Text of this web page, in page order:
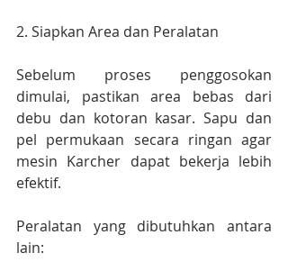
2. Siapkan Area dan Peralatan
Sebelum proses penggosokan
dimulai, pastikan area bebas dari
debu dan kotoran kasar. Sapu dan
pel permukaan secara ringan agar
mesin Karcher dapat bekerja lebih
efektif.
Peralatan yang dibutuhkan antara
lain: